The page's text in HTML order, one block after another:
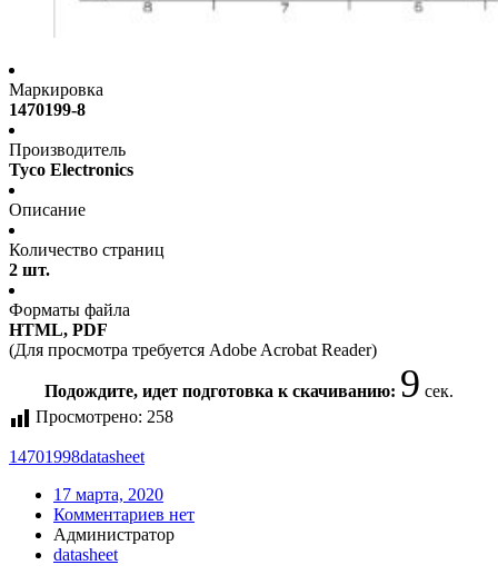
Маркировка
1470199-8
Производитель
Tyco Electronics
Описание
Количество страниц
2 шт.
Форматы файла
HTML, PDF
(Для просмотра требуется Adobe Acrobat Reader)
Подождите, идет подготовка к скачиванию: 9 сек.
Просмотрено: 258
14701998datasheet
17 марта, 2020
Комментариев нет
Администратор
datasheet